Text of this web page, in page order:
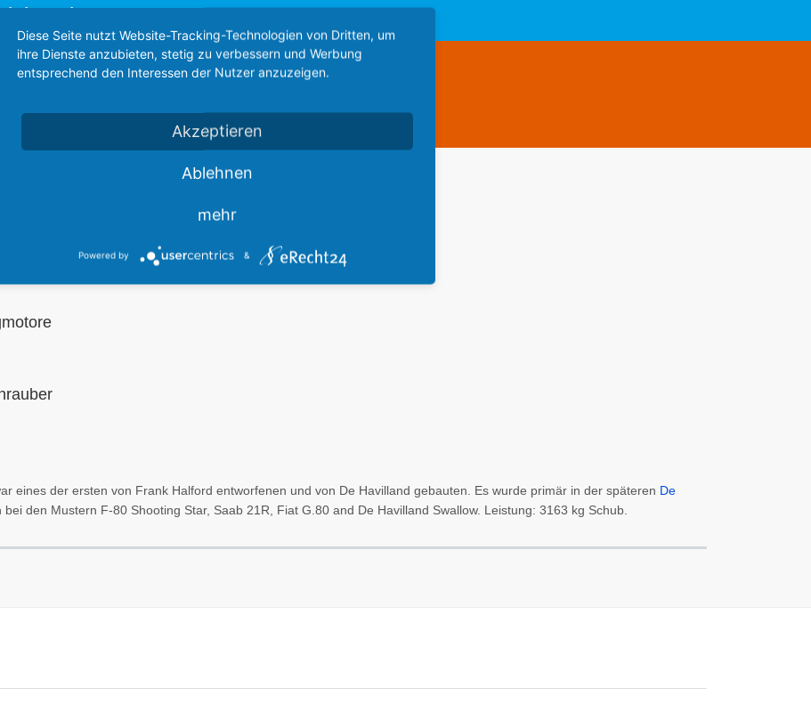
Diese Webseite steht zum Verkauf
Statistics
eines der ersten von Frank Halford entworfenen und von De Havilland gebauten. Es wurde primär in der späteren De
bei den Mustern F-80 Shooting Star, Saab 21R, Fiat G.80 and De Havilland Swallow. Leistung: 3163 kg Schub.
Diese Seite nutzt Website-Tracking-Technologien von Dritten, um
ihre Dienste anzubieten, stetig zu verbessern und Werbung
entsprechend den Interessen der Nutzer anzuzeigen.
Akzeptieren
Ablehnen
mehr
Powered by &